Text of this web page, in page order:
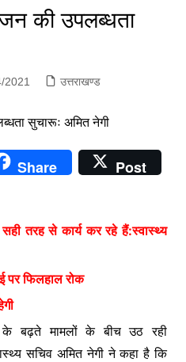
की उपलब्धता
2021 उत्तराखण्ड
Share
Post
तरह से कार्य कर रहे हैं:स्वास्थ्य
पर फिलहाल रोक
के बढ़ते मामलों के बीच उठ रही
सचिव अमित नेगी ने कहा है कि